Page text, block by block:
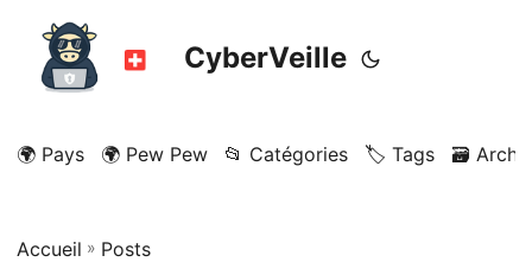
CyberVeille
🌍 Pays 🌍 Pew Pew 📂 Catégories 🏷️ Tags 🗃️
Accueil » Posts